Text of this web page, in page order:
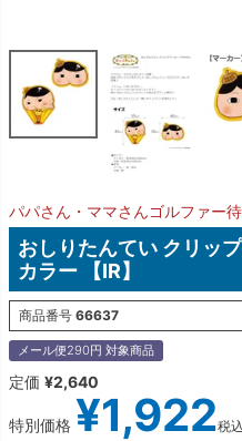
パパさん・ママさんゴルファー待
おしりたんてい クリッ
カラー 【IR】
商品番号 66637
メール便290円 対象商品
定価 ¥2,640
特別価格 ¥1,922税込